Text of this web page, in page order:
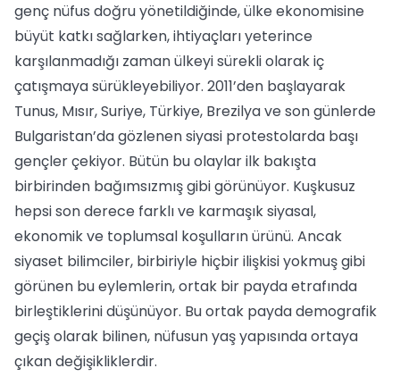
genç nüfus doğru yönetildiğinde, ülke ekonomisine
büyüt katkı sağlarken, ihtiyaçları yeterince
karşılanmadığı zaman ülkeyi sürekli olarak iç
çatışmaya sürükleyebiliyor. 2011’den başlayarak
Tunus, Mısır, Suriye, Türkiye, Brezilya ve son günlerde
Bulgaristan’da gözlenen siyasi protestolarda başı
gençler çekiyor. Bütün bu olaylar ilk bakışta
birbirinden bağımsızmış gibi görünüyor. Kuşkusuz
hepsi son derece farklı ve karmaşık siyasal,
ekonomik ve toplumsal koşulların ürünü. Ancak
siyaset bilimciler, birbiriyle hiçbir ilişkisi yokmuş gibi
görünen bu eylemlerin, ortak bir payda etrafında
birleştiklerini düşünüyor. Bu ortak payda demografik
geçiş olarak bilinen, nüfusun yaş yapısında ortaya
çıkan değişikliklerdir.